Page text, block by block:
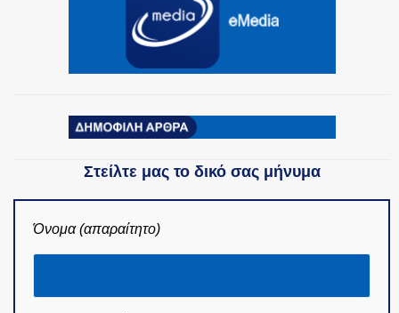
Στείλτε μας το δικό σας μήνυμα
Όνομα (απαραίτητο)